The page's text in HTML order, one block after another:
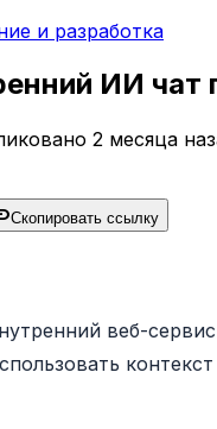
и разработка
ИИ
2 месяца
Скопировать ссылку
веб-